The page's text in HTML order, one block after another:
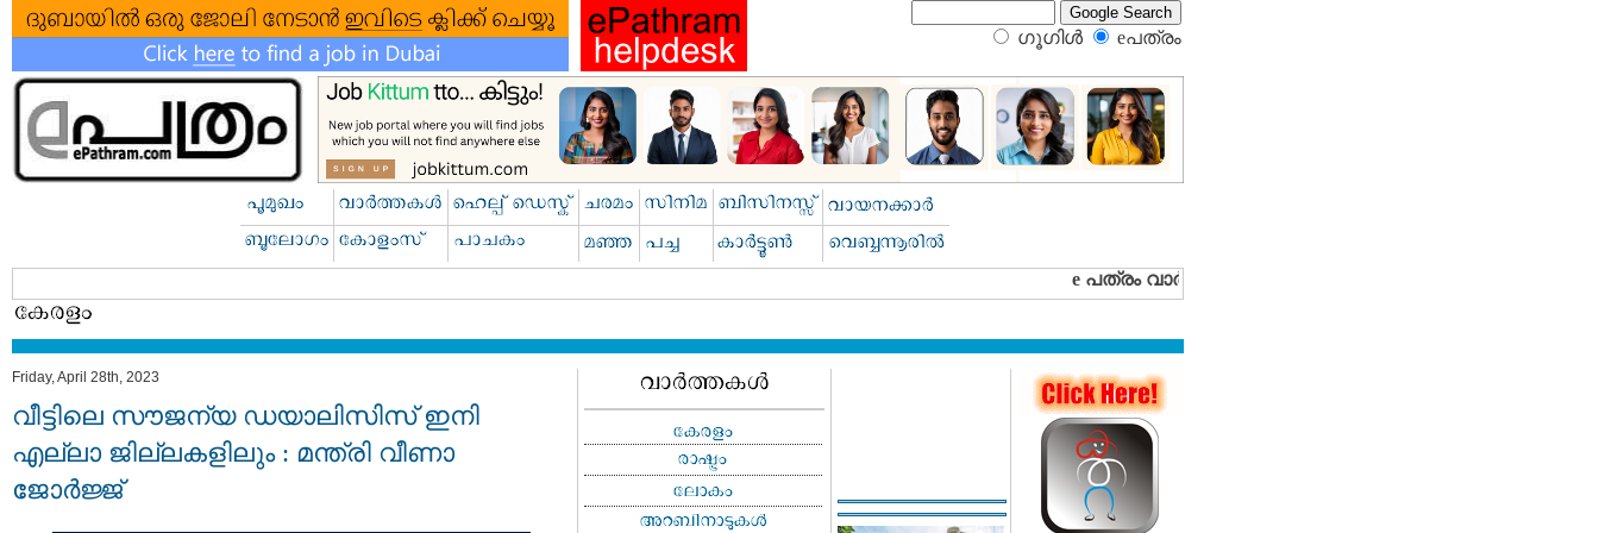
ഗൂഗിള്‍ eപത്രം‍
Friday, April 28th, 2023
വീട്ടിലെ സൗജന്യ ഡയാലിസിസ് ഇനി
എല്ലാ ജില്ലകളിലും : മന്ത്രി വീണാ
ജോർജ്ജ്